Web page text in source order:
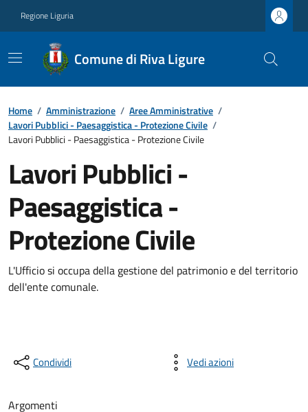
Regione Liguria
Comune di Riva Ligure
Home / Amministrazione / Aree Amministrative /
Lavori Pubblici - Paesaggistica - Protezione Civile /
Lavori Pubblici - Paesaggistica - Protezione Civile
Lavori Pubblici -
Paesaggistica -
Protezione Civile
L'Ufficio si occupa della gestione del patrimonio e del territorio
dell'ente comunale.
Condividi Vedi azioni
Argomenti